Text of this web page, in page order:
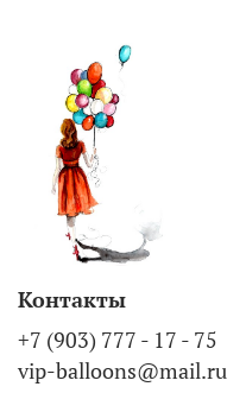
Контакты
+7 (903) 777 - 17 - 75
vip-balloons@mail.ru